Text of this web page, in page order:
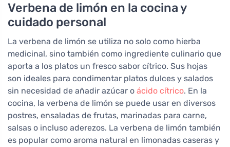
Verbena de limón en la cocina y
cuidado personal
La verbena de limón se utiliza no solo como hierba
medicinal, sino también como ingrediente culinario que
aporta a los platos un fresco sabor cítrico. Sus hojas
son ideales para condimentar platos dulces y salados
sin necesidad de añadir azúcar o ácido cítrico. En la
cocina, la verbena de limón se puede usar en diversos
postres, ensaladas de frutas, marinadas para carne,
salsas o incluso aderezos. La verbena de limón también
es popular como aroma natural en limonadas caseras y